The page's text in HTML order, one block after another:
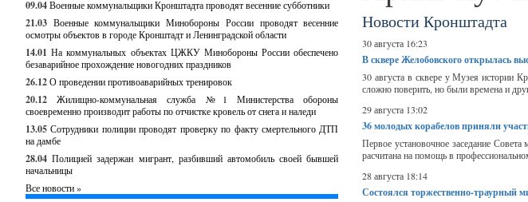
09.04Военные коммунальщики Кронштадта проводят весенние субботники
21.03 Военные коммунальщики Минобороны России проводят весенние
осмотры объектов в городе Кронштадт и Ленинградской области
14.01 На коммунальных объектах ЦЖКУ Минобороны России обеспечено
безаварийное прохождение новогодних праздников
26.12О проведении противоаварийных тренировок
20.12
Жилищно-коммунальная служба №1 Министерства обороны
своевременно производит работы по отчистке кровель от снега и наледи
13.05 Сотрудники полиции проводят проверку по факту смертельного ДТП
на дамбе
28.04 Полицией задержан мигрант, разбивший автомобиль своей бывшей
начальницы
Все новости »
Новости Кронштадта
30 августа 16:23
В сквере Желобовского открылась
30 августа в сквере у Музея истории
сложно поверить, но были времена и
29 августа 13:02
36 молодых корабелов приняли
Первое установочное заседание
расчитана на помощь в
28 августа 18:14
Состоялся торжественно-траурный